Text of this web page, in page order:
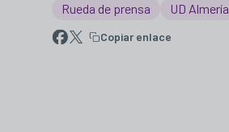
Rueda de prensa UD Almería
Copiar enlace